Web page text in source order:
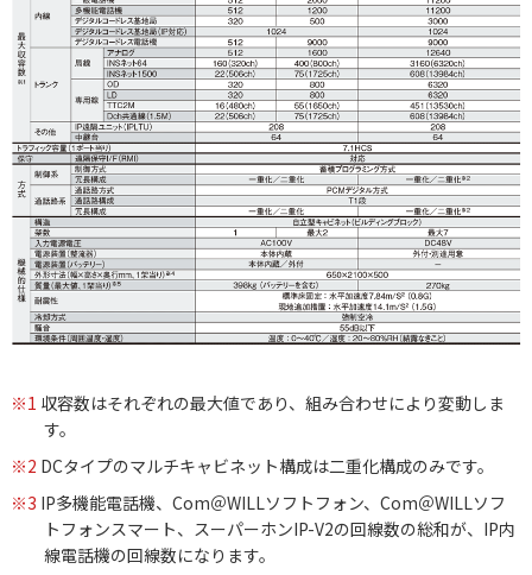
※1 収容数はそれぞれの最大値であり、組み合わせにより変動しま
す。
※2 DCタイプのマルチキャビネット構成は二重化構成のみです。
※3 IP多機能電話機、Com＠WILLソフトフォン、Com＠WILLソフ
トフォンスマート、スーパーホンIP-V2の回線数の総和が、IP内
線電話機の回線数になります。